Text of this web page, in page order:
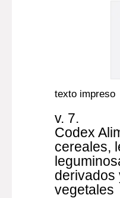
texto impreso
v. 7.
Codex
cereales,
derivados
vegetales